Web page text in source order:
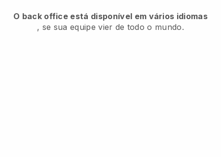
O back office está disponível em vários idiomas
, se sua equipe vier de todo o mundo.